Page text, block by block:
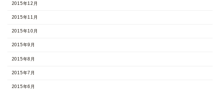
2015年12月
2015年11月
2015年10月
2015年9月
2015年8月
2015年7月
2015年6月